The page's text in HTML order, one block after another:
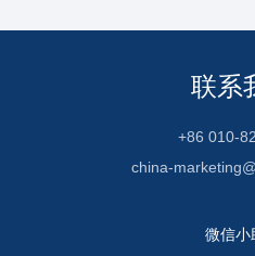
联系
+86 010-
china-
微信小